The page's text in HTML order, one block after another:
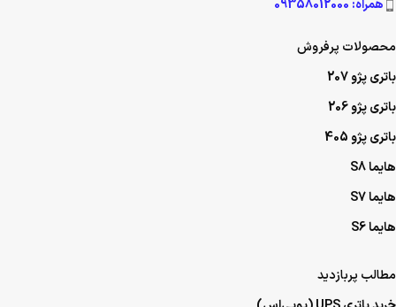
باتری پژو 206
باتری پژو 405
هایما S8
هایما S7
هایما S6
مطالب پربازدید
خرید باتری موتورسیکلت